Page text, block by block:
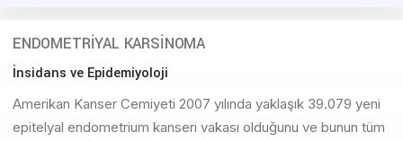
ENDOMETRİYAL KARSİNOMA
İnsidans ve Epidemiyoloji
Amerikan Kanser Cemiyeti 2007 yılında yaklaşık 39.079 yeni
epitelyal endometrium kanseri vakası olduğunu ve bunun tüm